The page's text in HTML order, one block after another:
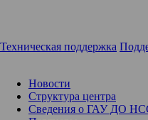
Техническая поддержка
Новости
Структура центра
Сведения о ГАУ ДО